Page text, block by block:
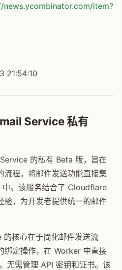
news.ycombinator.com/item?
21:54:10
Service 私有
的私有 Beta 版，旨在
流程，将邮件发送功能直接集
。该服务结合了 Cloudflare
验，为开发者提供统一的邮件
核心在于简化邮件发送流
绑定操作，在 Worker 中直接
无需管理 API 密钥和证书。该